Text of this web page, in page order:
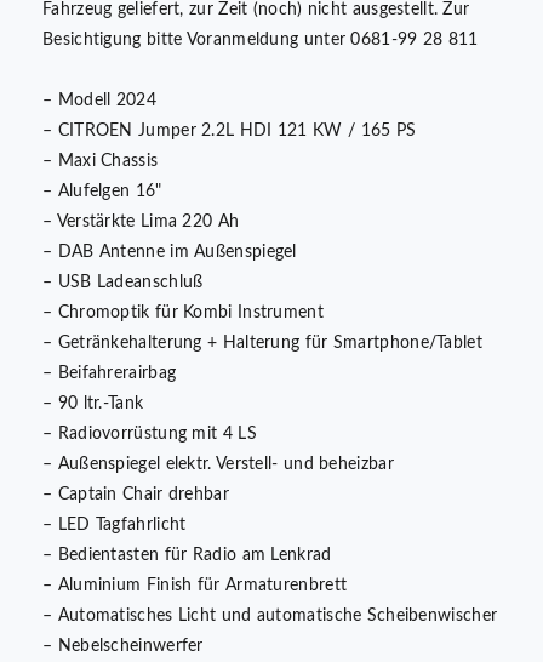
Fahrzeug geliefert, zur Zeit (noch) nicht ausgestellt. Zur
Besichtigung bitte Voranmeldung unter 0681-99 28 811
– Modell 2024
– CITROEN Jumper 2.2L HDI 121 KW / 165 PS
– Maxi Chassis
– Alufelgen 16"
– Verstärkte Lima 220 Ah
– DAB Antenne im Außenspiegel
– USB Ladeanschluß
– Chromoptik für Kombi Instrument
– Getränkehalterung + Halterung für Smartphone/Tablet
– Beifahrerairbag
– 90 ltr.-Tank
– Radiovorrüstung mit 4 LS
– Außenspiegel elektr. Verstell- und beheizbar
– Captain Chair drehbar
– LED Tagfahrlicht
– Bedientasten für Radio am Lenkrad
– Aluminium Finish für Armaturenbrett
– Automatisches Licht und automatische Scheibenwischer
– Nebelscheinwerfer